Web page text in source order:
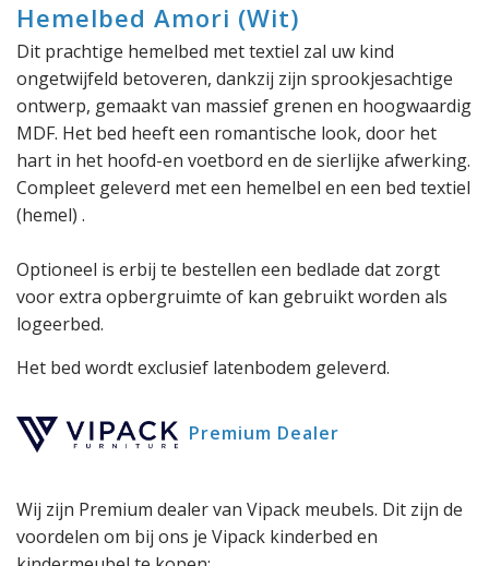
Hemelbed Amori (Wit)
Dit prachtige hemelbed met textiel zal uw kind
ongetwijfeld betoveren, dankzij zijn sprookjesachtige
ontwerp, gemaakt van massief grenen en hoogwaardig
MDF. Het bed heeft een romantische look, door het
hart in het hoofd-en voetbord en de sierlijke afwerking.
Compleet geleverd met een hemelbel en een bed textiel
(hemel) .
Optioneel is erbij te bestellen een bedlade dat zorgt
voor extra opbergruimte of kan gebruikt worden als
logeerbed.
Het bed wordt exclusief latenbodem geleverd.
Premium Dealer
Wij zijn Premium dealer van Vipack meubels. Dit zijn de
voordelen om bij ons je Vipack kinderbed en